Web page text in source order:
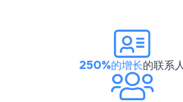
250%的增长的联系